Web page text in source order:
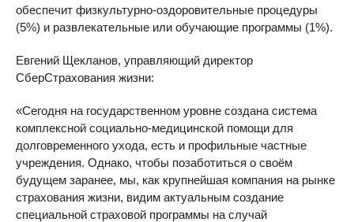
обеспечит физкультурно-оздоровительные процедуры
(5%) и развлекательные или обучающие программы (1%).
Евгений Щекланов, управляющий директор
СберСтрахования жизни:
«Сегодня на государственном уровне создана система
комплексной социально-медицинской помощи для
долговременного ухода, есть и профильные частные
учреждения. Однако, чтобы позаботиться о своём
будущем заранее, мы, как крупнейшая компания на рынке
страхования жизни, видим актуальным создание
специальной страховой программы на случай